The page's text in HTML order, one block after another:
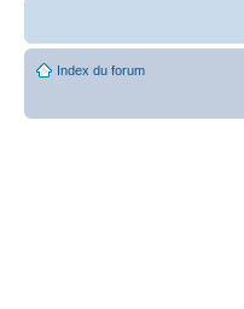
Index du forum